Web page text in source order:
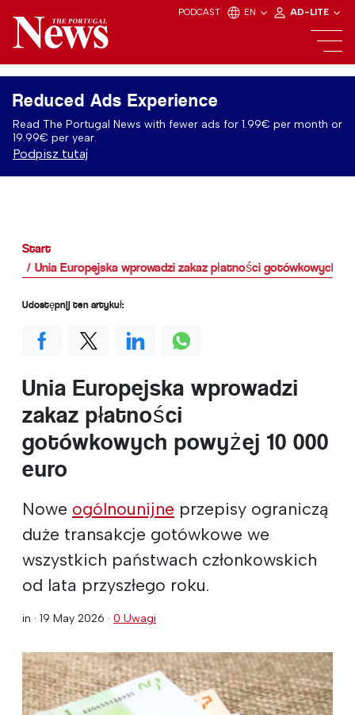
PODCAST EN AD-LITE
Reduced Ads Experience
Read The Portugal News with fewer ads for 1.99€ per month or
19.99€ per year.
Podpisz tutaj
Start
Unia Europejska wprowadzi zakaz płatności gotówkowych
Unia Europejska wprowadzi
zakaz płatności
gotówkowych powyżej 10 000
euro
Nowe ogólnounijne przepisy ograniczą
duże transakcje gotówkowe we
wszystkich państwach członkowskich
od lata przyszłego roku.
in · 19 May 2026 · 0 Uwagi
Udostępnij ten artykuł: